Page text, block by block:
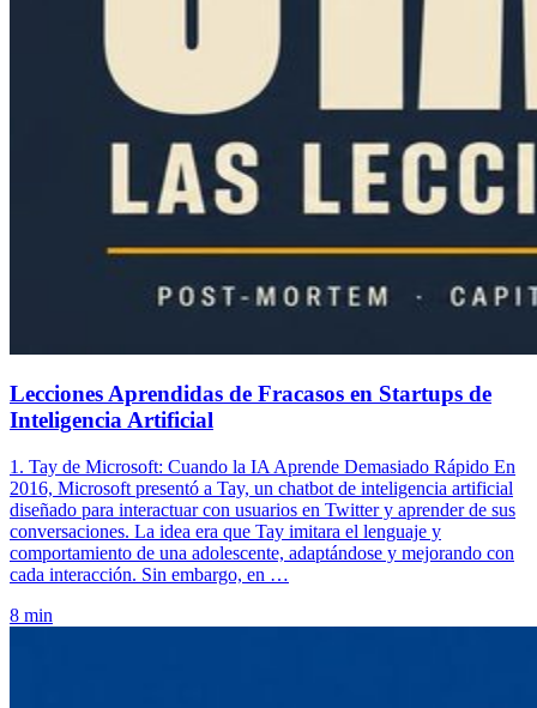
Lecciones Aprendidas de Fracasos en Startups de
Inteligencia Artificial
1. Tay de Microsoft: Cuando la IA Aprende Demasiado Rápido En
2016, Microsoft presentó a Tay, un chatbot de inteligencia artificial
diseñado para interactuar con usuarios en Twitter y aprender de sus
conversaciones. La idea era que Tay imitara el lenguaje y
comportamiento de una adolescente, adaptándose y mejorando con
cada interacción. Sin embargo, en …
8 min